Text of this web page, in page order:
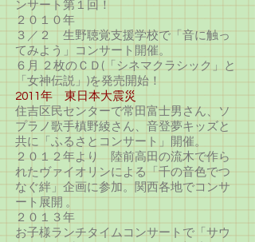
ンサート第１回！
２０１０年
３／２ 生野聴覚支援学校で「音に触っ
てみよう」コンサート開催。
６月 ２枚のＣＤ(「シネマクラシック」と
「女神伝説」)を発売開始！
2011年 東日本大震災
住吉区民センターで常田富士男さん、ソ
プラノ歌手槙野綾さん、音登夢キッズと
共に「ふるさとコンサート」開催。
２０１２年より 陸前高田の流木で作ら
れたヴァイオリンによる「千の音色でつ
なぐ絆」企画に参加。関西各地でコンサ
ート展開 。
２０１３年
お子様ランチタイムコンサートで「サウ